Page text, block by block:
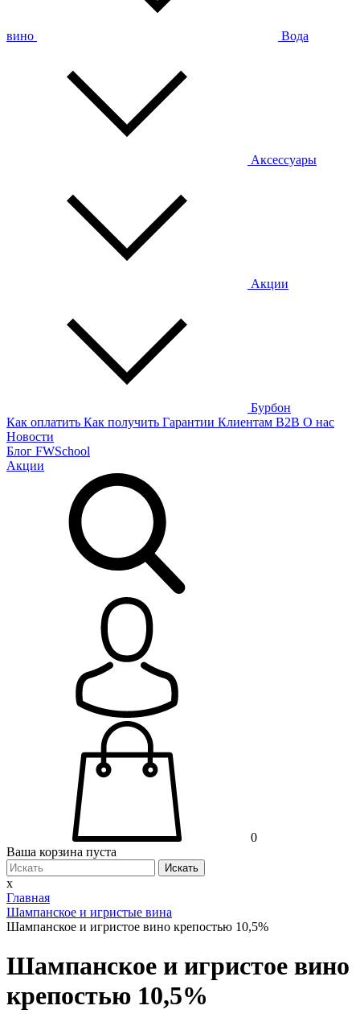
вино Вода
Аксессуары
Акции
Бурбон
Как оплатить Как получить Гарантии Клиентам B2B О нас
Новости
Блог FWSchool
Акции
0
Ваша корзина пуста
Искать
x
Главная
Шампанское и игристые вина
Шампанское и игристое вино крепостью 10,5%
Шампанское и игристое вино
крепостью 10,5%